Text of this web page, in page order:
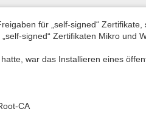
für „self-signed“ Zertifikate,
signed“ Zertifikaten Mikro und
hatte, war das Installieren eines
CA